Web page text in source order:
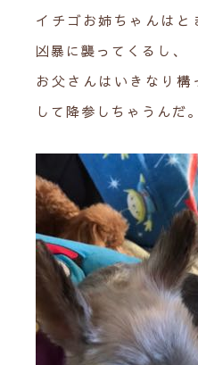
イチゴお姉ちゃんはと
凶暴に襲ってくるし、
お父さんはいきなり構
して降参しちゃうんだ。